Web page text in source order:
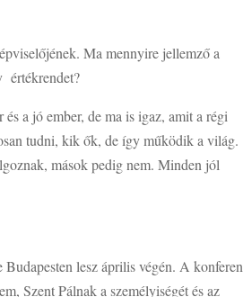
Ma mennyire jellemző a
értékrendet?
a jó ember, de ma is igaz, amit a régi
tudni, kik ők, de így működik a világ.
mások pedig nem. Minden jól
lesz április végén. A
Szent Pálnak a személyiségét és az